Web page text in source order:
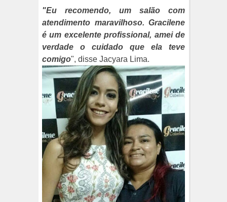
"Eu recomendo, um salão com
atendimento maravilhoso. Gracilene
é um excelente profissional, amei de
verdade o cuidado que ela teve
comigo", disse Jacyara Lima.